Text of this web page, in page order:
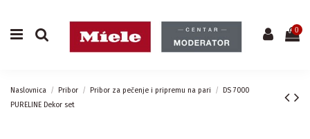
0
Naslovnica Pribor Pribor za pečenje i pripremu na pari
DS 7000
PURELINE Dekor set